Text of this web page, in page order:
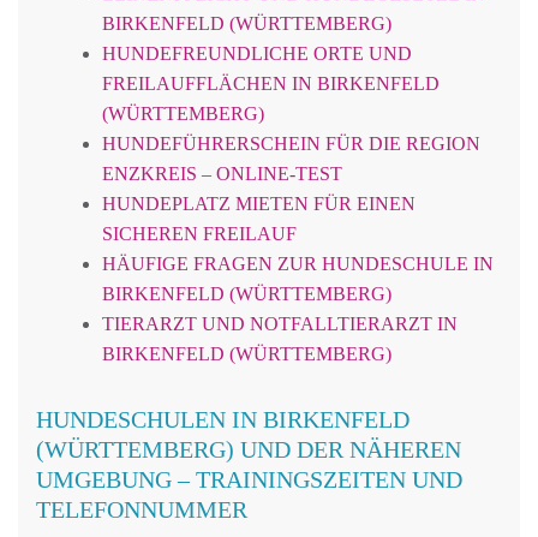
BIRKENFELD (WÜRTTEMBERG)
HUNDEFREUNDLICHE ORTE UND
FREILAUFFLÄCHEN IN BIRKENFELD
(WÜRTTEMBERG)
HUNDEFÜHRERSCHEIN FÜR DIE REGION
ENZKREIS – ONLINE-TEST
HUNDEPLATZ MIETEN FÜR EINEN
SICHEREN FREILAUF
HÄUFIGE FRAGEN ZUR HUNDESCHULE IN
BIRKENFELD (WÜRTTEMBERG)
TIERARZT UND NOTFALLTIERARZT IN
BIRKENFELD (WÜRTTEMBERG)
HUNDESCHULEN IN BIRKENFELD
(WÜRTTEMBERG) UND DER NÄHEREN
UMGEBUNG – TRAININGSZEITEN UND
TELEFONNUMMER